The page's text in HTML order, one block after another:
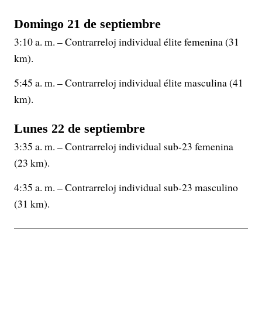
Domingo 21 de septiembre
3:10 a. m. – Contrarreloj individual élite femenina (31
km).
5:45 a. m. – Contrarreloj individual élite masculina (41
km).
Lunes 22 de septiembre
3:35 a. m. – Contrarreloj individual sub-23 femenina
(23 km).
4:35 a. m. – Contrarreloj individual sub-23 masculino
(31 km).